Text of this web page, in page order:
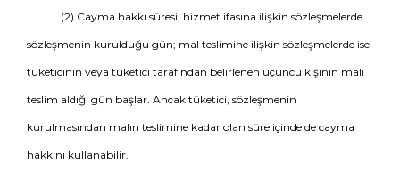
(2) Cayma hakkı süresi, hizmet ifasına ilişkin sözleşmelerde
sözleşmenin kurulduğu gün; mal teslimine ilişkin sözleşmelerde ise
tüketicinin veya tüketici tarafından belirlenen üçüncü kişinin malı
teslim aldığı gün başlar. Ancak tüketici, sözleşmenin
kurulmasından malın teslimine kadar olan süre içinde de cayma
hakkını kullanabilir.